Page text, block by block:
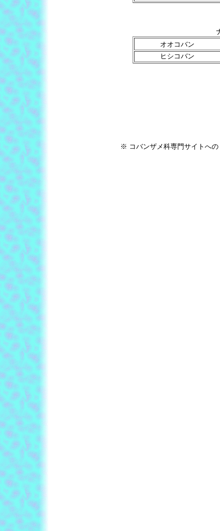
オオコバン
ヒシコバン
※ コバンザメ科専門サイトへの